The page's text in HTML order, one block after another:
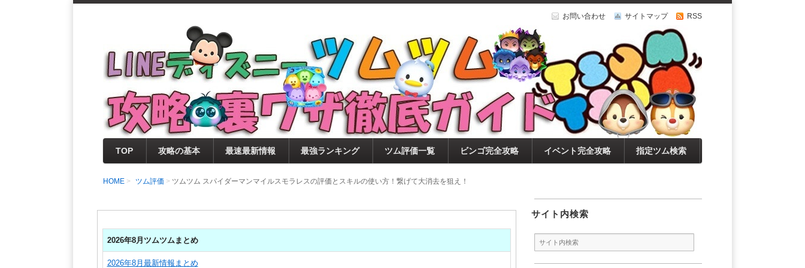
お問い合わせ サイトマップ RSS
LINEディズニー ツムツム攻略・裏ワザ徹底ガイド
支持率No1！痒いところに手が届くツムツム攻略サイト！新ツム・イベント・ピックアップ・
セレクト情報をいち早く提供するとともに、ビンゴ・キャラ評価も丁寧に解説！ツムツムを12
0％楽しめるサイトを目指しています。
TOP 攻略の基本 最速最新情報 最強ランキング ツム評価一覧 ビンゴ完全攻略 イベント完全攻略 指定ツム検索
HOME ツム評価 ツムツム スパイダーマンマイルスモラレスの評価とスキルの使い方！繋げて大消去を狙え！
2026年8月ツムツムまとめ
2026年8月最新情報まとめ
サイト内検索